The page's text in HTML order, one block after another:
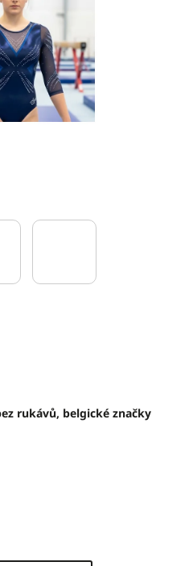
rukávů, belgické značky